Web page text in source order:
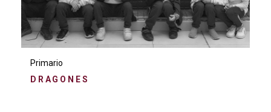
Primario
DRAGONES